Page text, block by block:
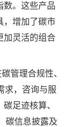
数。这些产品
，增加了碳市
加灵活的组合
管理合规性、
求，咨询与服
足迹核算、
碳信息披露及